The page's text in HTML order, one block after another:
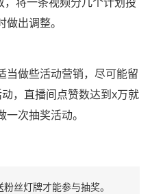
出调整。
做些活动营销，尽可能留
，直播间点赞数达到x万就
次抽奖活动。
丝灯牌才能参与抽奖。